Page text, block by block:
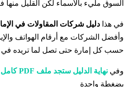
السوق مليء بالأسماء لكن القليل
في هذا دليل شركات المقاولات في
وأفضل الشركات مع أرقام الهواتف
حسب كل إمارة حتى تصل لما تريده في
وفي نهاية الدليل ستجد ملف PDF كامل تقدر تحمله
بضغطة واحدة